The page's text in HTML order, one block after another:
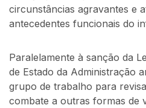
circunstâncias agravantes e
antecedentes funcionais do
Paralelamente à sanção da
de Estado da Administração
grupo de trabalho para
combate a outras formas de